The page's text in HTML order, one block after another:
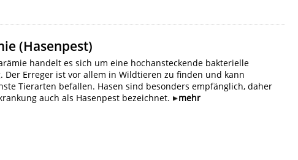
(Hasenpest)
handelt es sich um eine hochansteckende bakterielle
Der Erreger ist vor allem in Wildtieren zu finden und kann
Tierarten befallen. Hasen sind besonders empfänglich, daher
auch als Hasenpest bezeichnet.
mehr